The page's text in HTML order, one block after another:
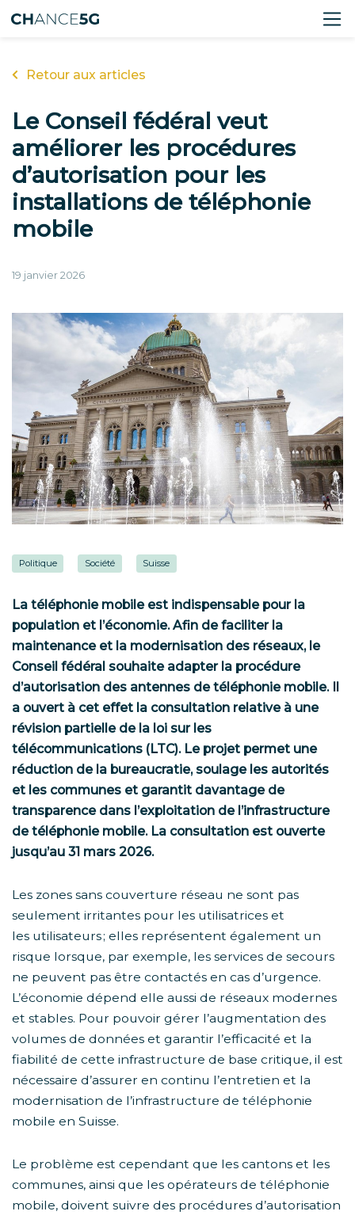
Retour aux articles
Le Conseil fédéral veut
améliorer les procédures
d’autorisation pour les
installations de téléphonie
mobile
19 janvier 2026
Politique Société Suisse
La téléphonie mobile est indispensable pour la
population et l’économie. Afin de faciliter la
maintenance et la modernisation des réseaux, le
Conseil fédéral souhaite adapter la procédure
d’autorisation des antennes de téléphonie mobile. Il
a ouvert à cet effet la consultation relative à une
révision partielle de la loi sur les
télécommunications (LTC). Le projet permet une
réduction de la bureaucratie, soulage les autorités
et les communes et garantit davantage de
transparence dans l’exploitation de l’infrastructure
de téléphonie mobile. La consultation est ouverte
jusqu’au 31 mars 2026.
Les zones sans couverture réseau ne sont pas
seulement irritantes pour les utilisatrices et
les utilisateurs ; elles représentent également un
risque lorsque, par exemple, les services de secours
ne peuvent pas être contactés en cas d’urgence.
L’économie dépend elle aussi de réseaux modernes
et stables. Pour pouvoir gérer l’augmentation des
volumes de données et garantir l’efficacité et la
fiabilité de cette infrastructure de base critique, il est
nécessaire d’assurer en continu l’entretien et la
modernisation de l’infrastructure de téléphonie
mobile en Suisse.
Le problème est cependant que les cantons et les
communes, ainsi que les opérateurs de téléphonie
mobile, doivent suivre des procédures d’autorisation